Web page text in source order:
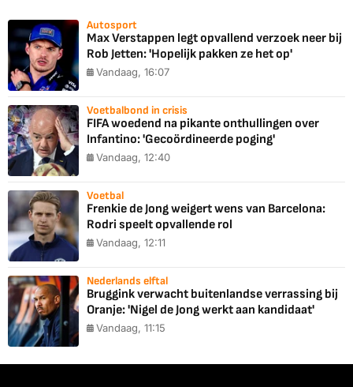
Autosport
Max Verstappen legt opvallend verzoek neer bij
Rob Jetten: 'Hopelijk pakken ze het op'
Vandaag, 16:07
Voetbalbond in crisis
FIFA woedend na pikante onthullingen over
Infantino: 'Gecoördineerde poging'
Vandaag, 12:40
Voetbal
Frenkie de Jong weigert wens van Barcelona:
Rodri speelt opvallende rol
Vandaag, 12:11
Nederlands elftal
Bruggink verwacht buitenlandse verrassing bij
Oranje: 'Nigel de Jong werkt aan kandidaat'
Vandaag, 11:15